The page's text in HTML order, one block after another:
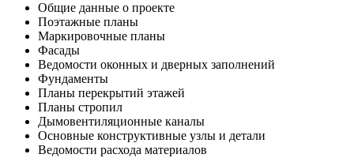
Общие данные о проекте
Поэтажные планы
Маркировочные планы
Фасады
Ведомости оконных и дверных заполнений
Фундаменты
Планы перекрытий этажей
Планы стропил
Дымовентиляционные каналы
Основные конструктивные узлы и детали
Ведомости расхода материалов